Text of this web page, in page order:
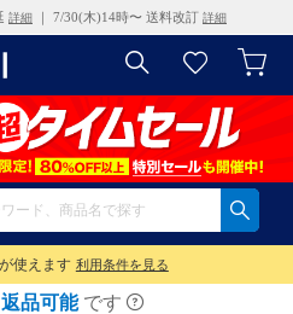
詳細 ｜ 7/30(木)14時〜 送料改訂 詳細
使えます 利用条件を見る
返品可能 です